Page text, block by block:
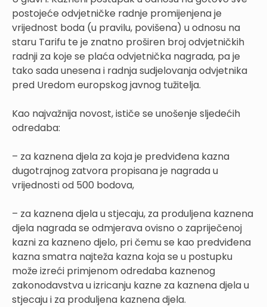
postojeće odvjetničke radnje promijenjena je
vrijednost boda (u pravilu, povišena) u odnosu na
staru Tarifu te je znatno proširen broj odvjetničkih
radnji za koje se plaća odvjetnička nagrada, pa je
tako sada unesena i radnja sudjelovanja odvjetnika
pred Uredom europskog javnog tužitelja.
Kao najvažnija novost, ističe se unošenje sljedećih
odredaba:
– za kaznena djela za koja je predviđena kazna
dugotrajnog zatvora propisana je nagrada u
vrijednosti od 500 bodova,
– za kaznena djela u stjecaju, za produljena kaznena
djela nagrada se odmjerava ovisno o zapriječenoj
kazni za kazneno djelo, pri čemu se kao predviđena
kazna smatra najteža kazna koja se u postupku
može izreći primjenom odredaba kaznenog
zakonodavstva u izricanju kazne za kaznena djela u
stjecaju i za produljena kaznena djela.